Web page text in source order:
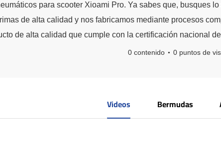
para scooter Xioami Pro. Ya sabes que, busques
de alta calidad y nos fabricamos mediante procesos
de alta calidad que cumple con la certificación nacional
0 contenido 0 puntos de
Videos Bermudas